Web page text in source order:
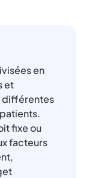
en
et
différentes
fixe ou
facteurs